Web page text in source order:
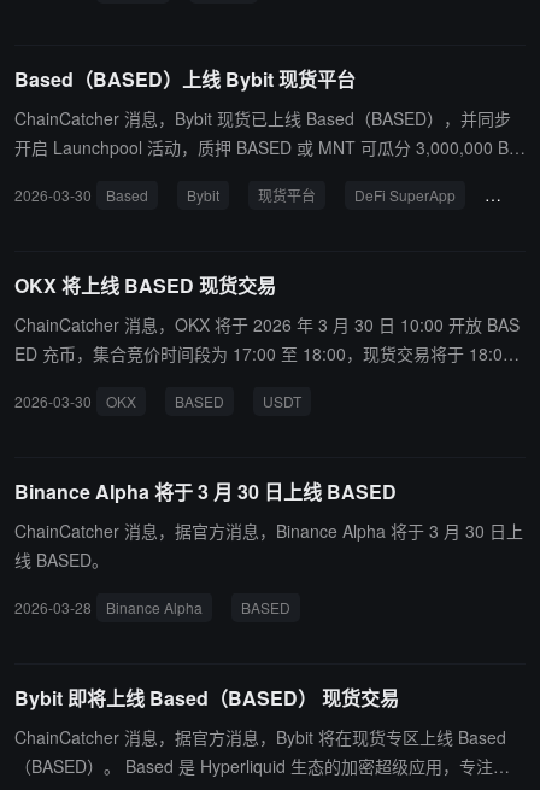
Based（BASED）上线 Bybit 现货平台
ChainCatcher 消息，Bybit 现货已上线 Based（BASED），并同步
开启 Launchpool 活动，质押 BASED 或 MNT 可瓜分 3,000,000 BA
动，新旧用户均可参与瓜分奖励。 BASED 是一个 DeFi SuperApp，
2026-03-30 Based Bybit 现货平台 DeFi SuperApp
OKX 将上线 BASED 现货交易
ChainCatcher 消息，OKX 将于 2026 年 3 月 30 日 10:00 开放 BAS
ED 充币，集合竞价时间段为 17:00 至 18:00，现货交易将于 18:00
现货交易做好准备。
2026-03-30 OKX BASED USDT
Binance Alpha 将于 3 月 30 日上线 BASED
ChainCatcher 消息，据官方消息，Binance Alpha 将于 3 月 30 日上
线 BASED。
2026-03-28 Binance Alpha BASED
Bybit 即将上线 Based（BASED） 现货交易
ChainCatcher 消息，据官方消息，Bybit 将在现货专区上线 Based
（BASED）。 Based 是 Hyperliquid 生态的加密超级应用，专注于